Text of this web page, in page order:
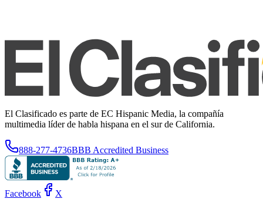
El Clasificado es parte de EC Hispanic Media, la compañía
multimedia líder de habla hispana en el sur de California.
888-277-4736BBB Accredited Business
Facebook X